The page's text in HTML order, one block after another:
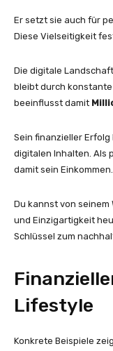
Er setzt sie auch für
Diese Vielseitigkeit
Die digitale
bleibt durch
beeinflusst damit
Sein finanzieller
digitalen Inhalten. Als
damit sein Einkommen.
Du kannst von
und Einzigartigkeit
Schlüssel zum
Lifestyle
Konkrete Beispiele